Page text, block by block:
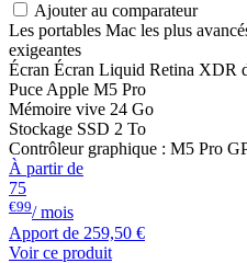
Ajouter au comparateur
Les portables Mac les plus
exigeantes
Écran Écran Liquid Retina XDR
Puce Apple M5 Pro
Mémoire vive 24 Go
Stockage SSD 2 To
Contrôleur graphique : M5 Pro
À partir de
75
€99/ mois
Apport de 259,50 €
Voir ce produit